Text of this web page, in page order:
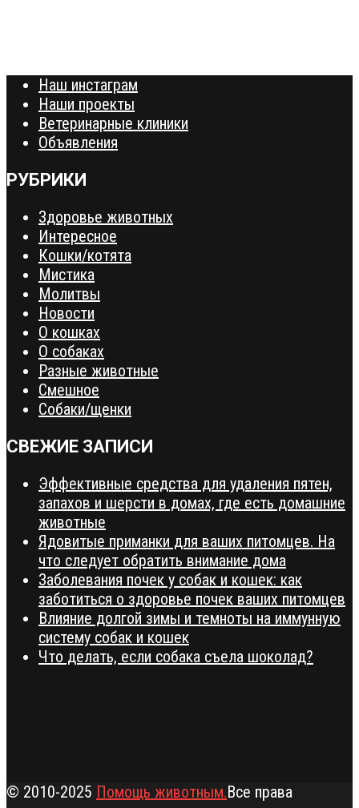
Наш инстаграм
Наши проекты
Ветеринарные клиники
Объявления
РУБРИКИ
Здоровье животных
Интересное
Кошки/котята
Мистика
Молитвы
Новости
О кошках
О собаках
Разные животные
Смешное
Собаки/щенки
СВЕЖИЕ ЗАПИСИ
Эффективные средства для удаления пятен,
запахов и шерсти в домах, где есть домашние
животные
Ядовитые приманки для ваших питомцев. На
что следует обратить внимание дома
Заболевания почек у собак и кошек: как
заботиться о здоровье почек ваших питомцев
Влияние долгой зимы и темноты на иммунную
систему собак и кошек
Что делать, если собака съела шоколад?
© 2010-2025 Помощь животным.Все права